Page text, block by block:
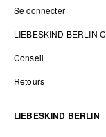
Se connecter
LIEBESKIND BERLIN
Conseil
Retours
LIEBESKIND BERLIN